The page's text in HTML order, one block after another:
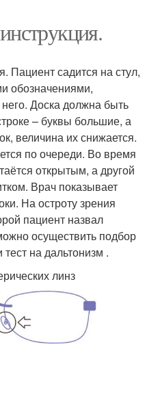
Пациент садится на стул,
обозначениями,
Доска должна быть
– буквы большие, а
величина их снижается.
по очереди. Во время
открытым, а другой
Врач показывает
На остроту зрения
пациент назвал
осуществить подбор
на дальтонизм .
линз